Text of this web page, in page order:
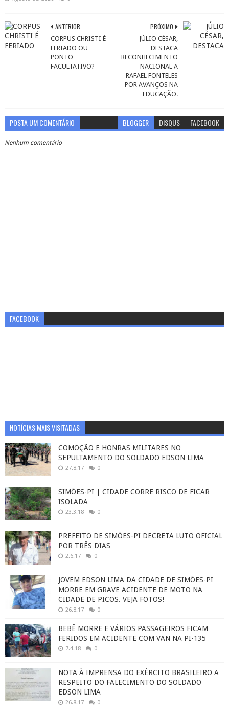
PRÓXIMO
JÚLIO CÉSAR,
DESTACA
RECONHECIMENTO
NACIONAL A
RAFAEL FONTELES
POR AVANÇOS NA
EDUCAÇÃO.
ANTERIOR
CORPUS CHRISTI É
FERIADO OU
PONTO
FACULTATIVO?
POSTA UM COMENTÁRIO BLOGGER DISQUS FACEBOOK
Nenhum comentário
FACEBOOK
NOTÍCIAS MAIS VISITADAS
COMOÇÃO E HONRAS MILITARES NO
SEPULTAMENTO DO SOLDADO EDSON LIMA
27.8.17 0
SIMÕES-PI | CIDADE CORRE RISCO DE FICAR
ISOLADA
23.3.18 0
PREFEITO DE SIMÕES-PI DECRETA LUTO OFICIAL
POR TRÊS DIAS
2.6.17 0
JOVEM EDSON LIMA DA CIDADE DE SIMÕES-PI
MORRE EM GRAVE ACIDENTE DE MOTO NA
CIDADE DE PICOS. VEJA FOTOS!
26.8.17 0
BEBÊ MORRE E VÁRIOS PASSAGEIROS FICAM
FERIDOS EM ACIDENTE COM VAN NA PI-135
7.4.18 0
NOTA À IMPRENSA DO EXÉRCITO BRASILEIRO A
RESPEITO DO FALECIMENTO DO SOLDADO
EDSON LIMA
26.8.17 0